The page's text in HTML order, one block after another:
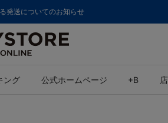
発送についてのお知らせ
ング 公式ホームページ +B